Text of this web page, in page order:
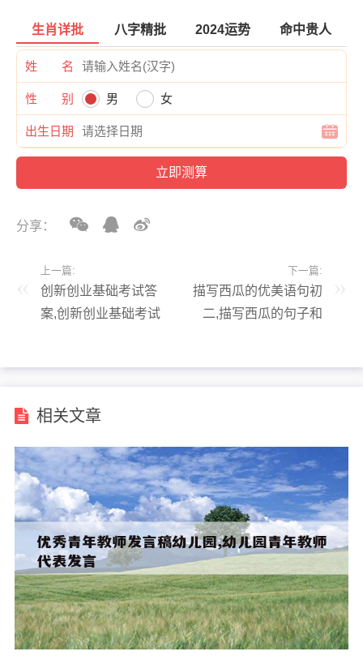
生肖详批 八字精批 2024运势 命中贵人
姓 名
性 别 男 女
出生日期
分享：
上一篇:
创新创业基础考试答
案,创新创业基础考试
下一篇:
描写西瓜的优美语句初
二,描写西瓜的句子和
相关文章